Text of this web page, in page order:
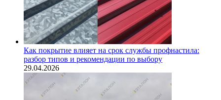
Как покрытие влияет на срок службы профнастила:
разбор типов и рекомендации по выбору
29.04.2026